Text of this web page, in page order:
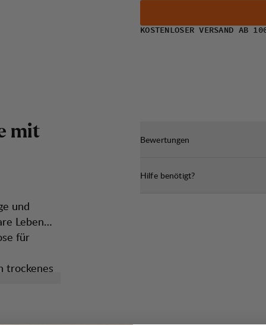
KOSTENLOSER VERSAND AB
mit
und
Leben
für
trockenes
ist
Bewertungen
Hilfe benötigt?